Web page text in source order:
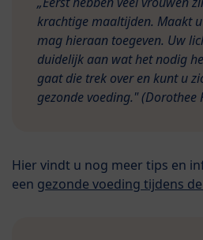
krachtige maaltijden. Maakt
mag hieraan toegeven. Uw
duidelijk aan wat het nodig
gaat die trek over en kunt u
gezonde voeding." (Dorothee
Hier vindt u nog meer tips en
een gezonde voeding tijdens